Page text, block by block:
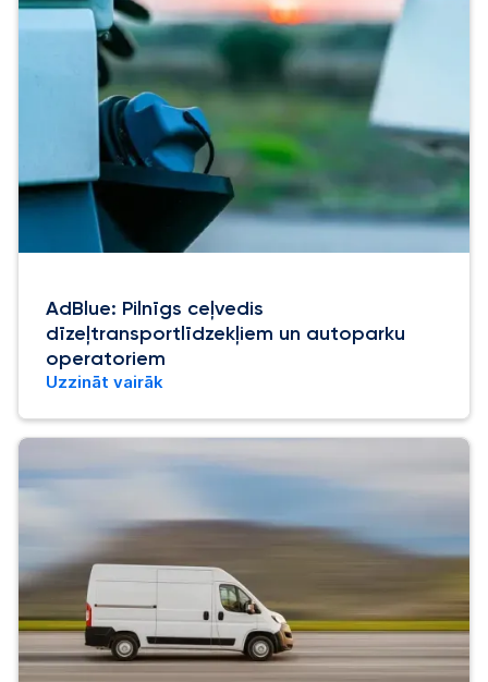
AdBlue: Pilnīgs ceļvedis
dīzeļtransportlīdzekļiem un autoparku
operatoriem
Uzzināt vairāk